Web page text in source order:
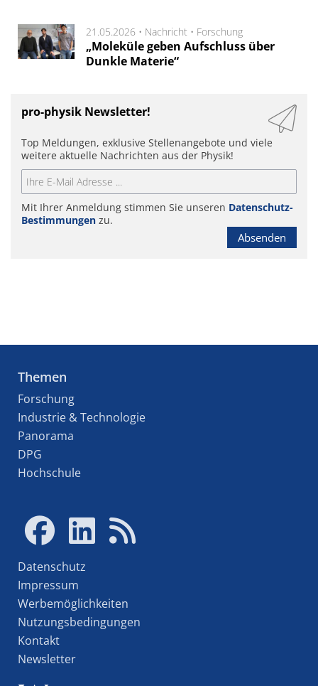
21.05.2026 • Nachricht • Forschung
„Moleküle geben Aufschluss über
Dunkle Materie“
pro-physik Newsletter!
Top Meldungen, exklusive Stellenangebote und viele
weitere aktuelle Nachrichten aus der Physik!
Mit Ihrer Anmeldung stimmen Sie unseren Datenschutz-
Bestimmungen zu.
Absenden
Themen
Forschung
Industrie & Technologie
Panorama
DPG
Hochschule
Datenschutz
Impressum
Werbemöglichkeiten
Nutzungsbedingungen
Kontakt
Newsletter